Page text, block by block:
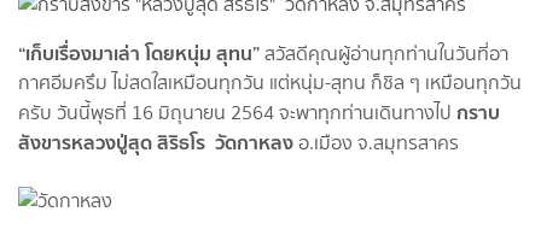
“เก็บเรื่องมาเล่า โดยหนุ่ม สุทน”สวัสดีคุณผู้อ่านทุกท่านในวันที่อา
กาศอีมครึม ไม่สดใสเหมือนทุกวัน แต่หนุ่ม-สุทน ก็ชิล ๆ เหมือนทุกวัน
ครับ วันนี้พุธที่ 16 มิถุนายน 2564 จะพาทุกท่านเดินทางไป กราบ
สังขารหลวงปู่สุด สิริธโร วัดกาหลงอ.เมือง จ.สมุทรสาคร